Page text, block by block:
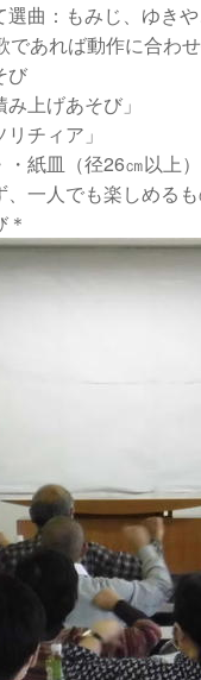
：もみじ、ゆきや
あれば動作に合わせ
び
上げあそび」
チィア」
皿（径26㎝以上）
一人でも楽しめる